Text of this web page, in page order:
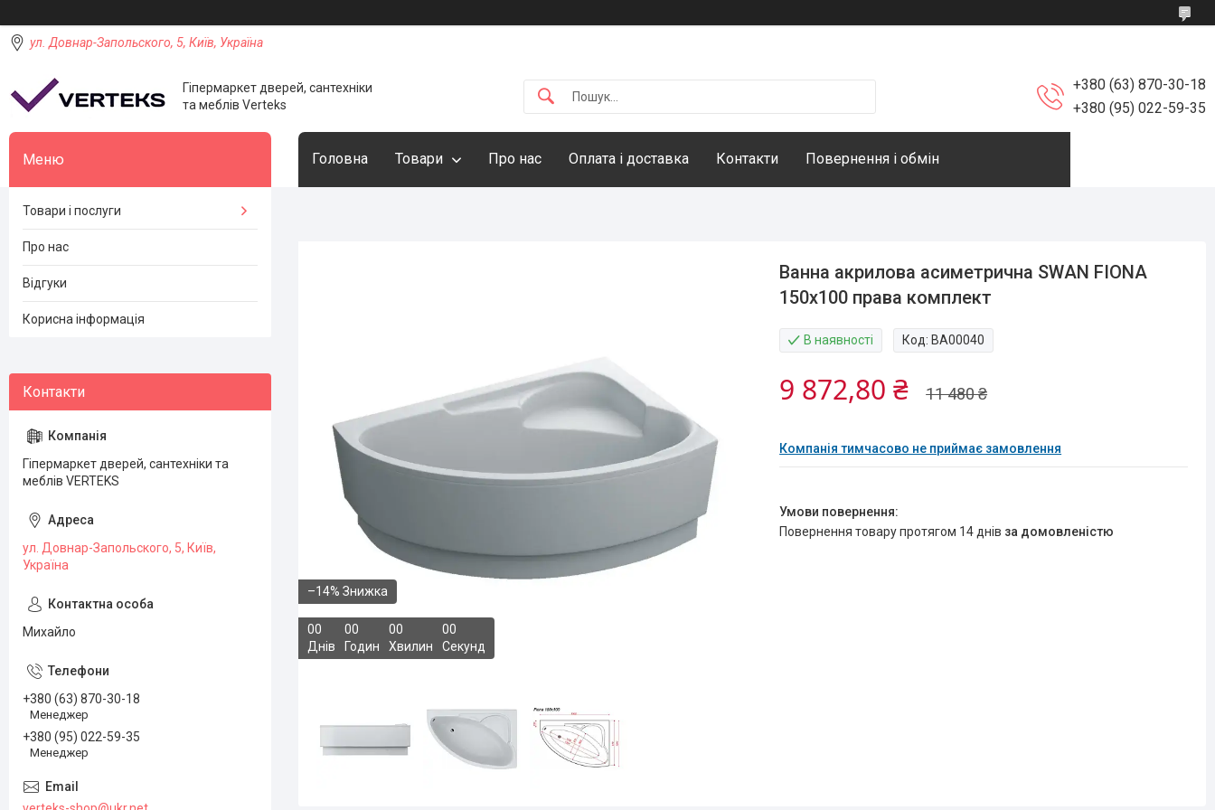
ул. Довнар-Запольского, 5, Київ, Україна
Гіпермаркет дверей, сантехніки
та меблів Verteks
+380 (63) 870-30-18
+380 (95) 022-59-35
Головна Товари Про нас Оплата і доставка Контакти Повернення і обмін
–14%
00
Днів
00
Годин
00
Хвилин
00
Секунд
Ванна акрилова асиметрична SWAN FIONA
150x100 права комплект
В наявності Код: ВА00040
11 480 ₴
9 872,80 ₴
Компанія тимчасово не приймає замовлення
повернення товару протягом 14 днів за домовленістю
Товари і послуги
Про нас
Відгуки
Корисна інформація
Гіпермаркет дверей, сантехніки та
меблів VERTEKS
ул. Довнар-Запольского, 5, Київ,
Україна
Михайло
+380 (63) 870-30-18
Менеджер
+380 (95) 022-59-35
Менеджер